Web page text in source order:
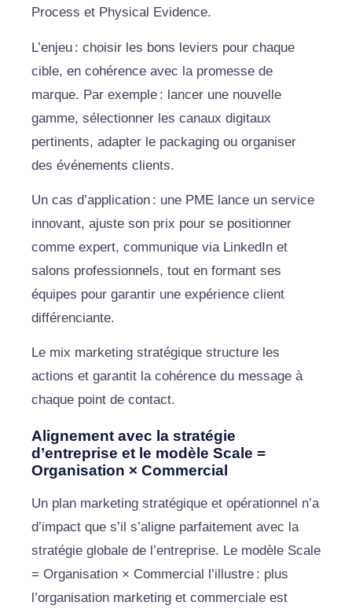
Process et Physical Evidence.
L’enjeu : choisir les bons leviers pour chaque
cible, en cohérence avec la promesse de
marque. Par exemple : lancer une nouvelle
gamme, sélectionner les canaux digitaux
pertinents, adapter le packaging ou organiser
des événements clients.
Un cas d’application : une PME lance un service
innovant, ajuste son prix pour se positionner
comme expert, communique via LinkedIn et
salons professionnels, tout en formant ses
équipes pour garantir une expérience client
différenciante.
Le mix marketing stratégique structure les
actions et garantit la cohérence du message à
chaque point de contact.
Alignement avec la stratégie
d’entreprise et le modèle Scale =
Organisation × Commercial
Un plan marketing stratégique et opérationnel n’a
d’impact que s’il s’aligne parfaitement avec la
stratégie globale de l’entreprise. Le modèle Scale
= Organisation × Commercial l’illustre : plus
l’organisation marketing et commerciale est